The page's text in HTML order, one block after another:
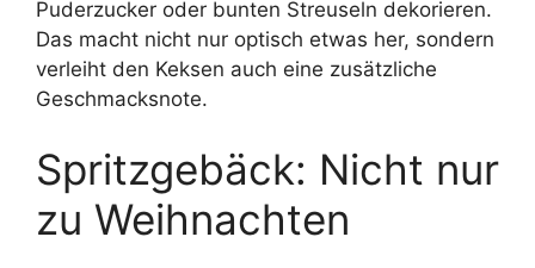
Puderzucker oder bunten Streuseln dekorieren.
Das macht nicht nur optisch etwas her, sondern
verleiht den Keksen auch eine zusätzliche
Geschmacksnote.
Spritzgebäck: Nicht nur
zu Weihnachten